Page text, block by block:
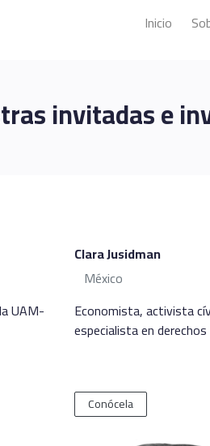
Inicio
invitadas e
UAM-
Clara Jusidman
México
Economista, activista
especialista en
Conócela